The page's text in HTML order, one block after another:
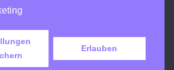
:-) © 2026. Alle Rechte vorbehalten.
- Entworfen mit demHueman-Theme
Erlauben